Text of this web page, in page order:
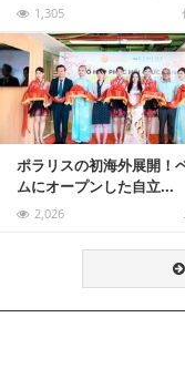
1,305
ポラリスの初海外展開！
ムにオープンした自立...
2,026
記